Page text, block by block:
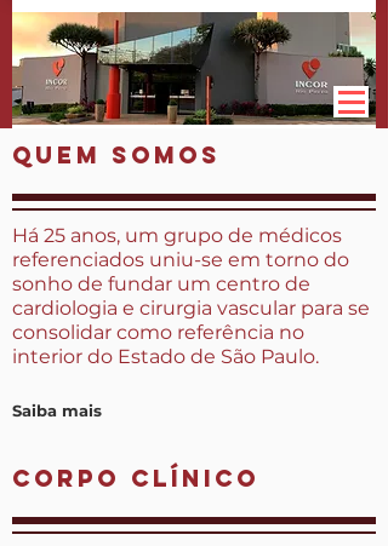
Quem Somos
Há 25 anos, um grupo de médicos
referenciados uniu-se em torno do
sonho de fundar um centro de
cardiologia e cirurgia vascular para se
consolidar como referência no
interior do Estado de São Paulo.
Saiba mais
corpo clínico